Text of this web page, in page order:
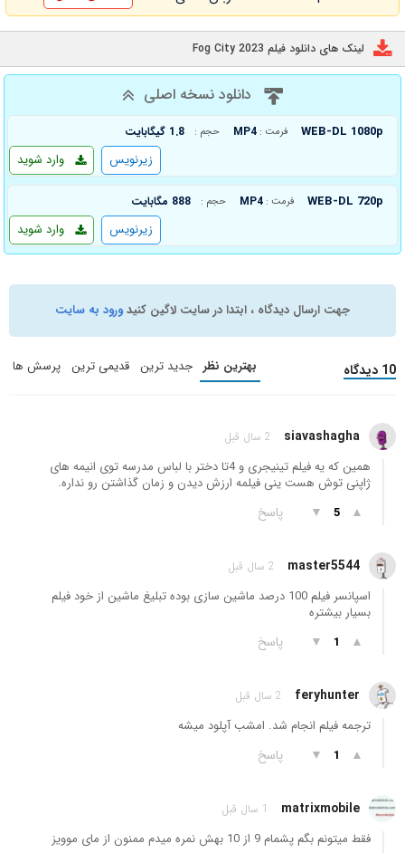
لینک های دانلود فیلم Fog City 2023
دانلود نسخه اصلی
WEB-DL 1080p فرمت : MP4 حجم : 1.8 گیگابایت
وارد شوید زیرنویس
WEB-DL 720p فرمت : MP4 حجم : 888 مگابایت
وارد شوید زیرنویس
جهت ارسال دیدگاه ، ابتدا در سایت لاگین کنیدورود به سایت
10 دیدگاه بهترین نظر جدید ترین قدیمی ترین پرسش ها
siavashagha 2 سال قبل
همین که یه فیلم تینیجری و 4تا دختر با لباس مدرسه توی انیمه های
ژاپنی توش هست ینی فیلمه ارزش دیدن و زمان گذاشتن رو نداره.
▲
5
▼ پاسخ
master5544 2 سال قبل
اسپانسر فیلم 100 درصد ماشین سازی بوده تبلیغ ماشین از خود فیلم
بسیار بیشتره
▲
1
▼ پاسخ
feryhunter 2 سال قبل
ترجمه فیلم انجام شد. امشب آپلود میشه
▲
1
▼ پاسخ
matrixmobile 1 سال قبل
فقط میتونم بگم پشمام 9 از 10 بهش نمره میدم ممنون از مای موویز